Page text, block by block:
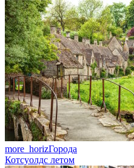
more_horizГорода
Котсуолдс летом